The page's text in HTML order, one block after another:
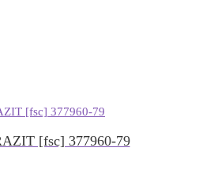
[fsc] 377960-79